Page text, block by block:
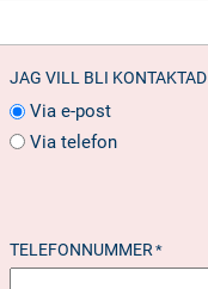
JAG VILL BLI KONTAKTAD
Via e-post
Via telefon
TELEFONNUMMER*